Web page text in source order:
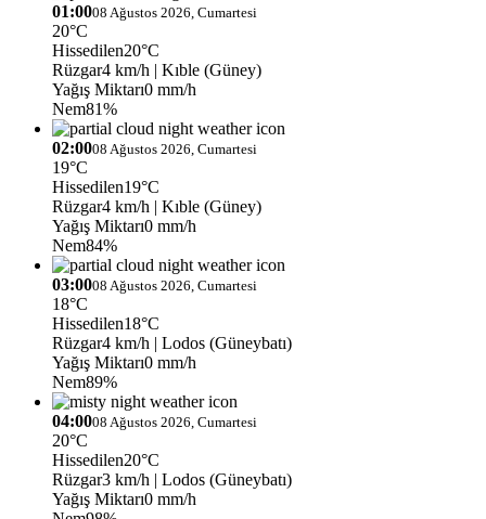
01:0008 Ağustos 2026, Cumartesi
20°C
Hissedilen20°C
Rüzgar4 km/h | Kıble (Güney)
Yağış Miktarı0 mm/h
Nem81%
02:0008 Ağustos 2026, Cumartesi
19°C
Hissedilen19°C
Rüzgar4 km/h | Kıble (Güney)
Yağış Miktarı0 mm/h
Nem84%
03:0008 Ağustos 2026, Cumartesi
18°C
Hissedilen18°C
Rüzgar4 km/h | Lodos (Güneybatı)
Yağış Miktarı0 mm/h
Nem89%
04:0008 Ağustos 2026, Cumartesi
20°C
Hissedilen20°C
Rüzgar3 km/h | Lodos (Güneybatı)
Yağış Miktarı0 mm/h